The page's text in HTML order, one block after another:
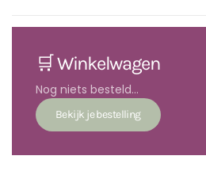
🛒 Winkelwagen
Nog niets besteld...